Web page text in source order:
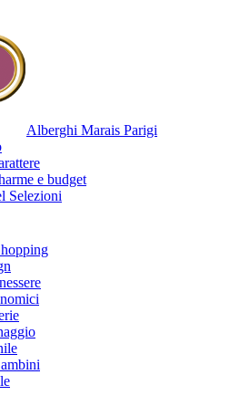
Alberghi Marais Parigi
e budget
Selezioni